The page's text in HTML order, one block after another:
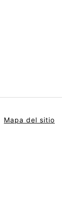
Mapa del sitio